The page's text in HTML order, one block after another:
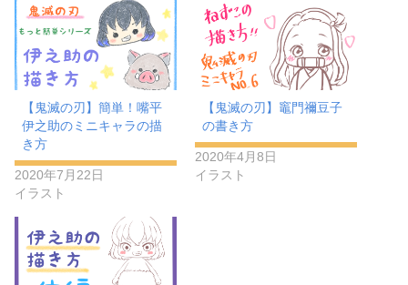
【鬼滅の刃】簡単！嘴平
伊之助のミニキャラの描
き方
2020年7月22日
イラスト
【鬼滅の刃】竈門禰豆子
の書き方
2020年4月8日
イラスト